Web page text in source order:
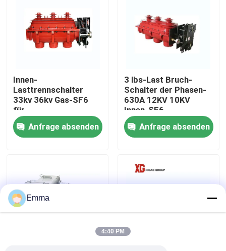
Über uns
Qualitätskontrolle
Treten Sie mit uns in Verbindung
Luft-Lasttrennschalter
Lasttrennschalter SF6
Innen-
Lasttrennschalter
33kv 36kv Gas-SF6
für
Sekundärverteilung
Anfrage absenden
3 lbs-Last Bruch-
Schalter der Phasen-
630A 12KV 10KV
Innen-SF6
Anfrage absenden
Emma
4:40 PM